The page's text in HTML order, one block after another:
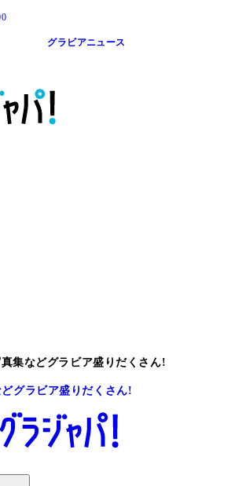
グラビアニュース
集などグラビア盛りだくさん!
グラビア盛りだくさん!